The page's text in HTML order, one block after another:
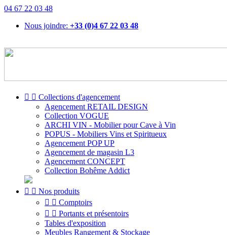
04 67 22 03 48
Nous joindre: +33 (0)4 67 22 03 48
  Collections d'agencement
Agencement RETAIL DESIGN
Collection VOGUE
ARCHI VIN - Mobilier pour Cave à Vin
POPUS - Mobiliers Vins et Spiritueux
Agencement POP UP
Agencement de magasin L3
Agencement CONCEPT
Collection Bohême Addict
  Nos produits
  Comptoirs
  Portants et présentoirs
Tables d'exposition
Meubles Rangement & Stockage